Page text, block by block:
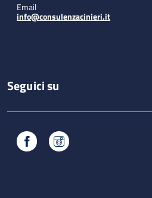
Email
info@consulenzacinieri.it
Seguici su
Facebook